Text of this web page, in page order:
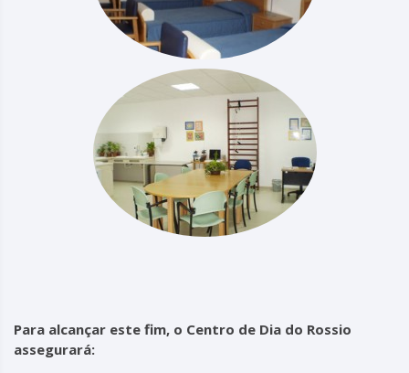
Para alcançar este fim, o Centro de Dia do Rossio
assegurará: